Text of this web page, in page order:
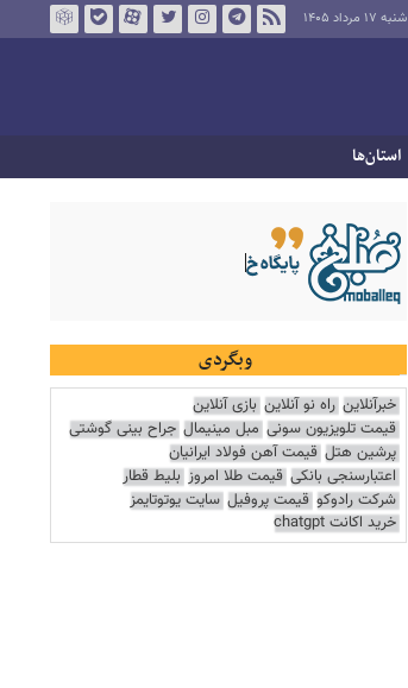
شنبه ۱۷ مرداد ۱۴۰۵
استان‌ها
وبگردی
خبرآنلاین راه نو آنلاین بازی آنلاین
قیمت تلویزیون سونی مبل مینیمال جراح بینی گوشتی
پرشین هتل قیمت آهن فولاد ایرانیان
اعتبارسنجی بانکی قیمت طلا امروز بلیط قطار
شرکت رادوکو قیمت پروفیل سایت یوتوتایمز
خرید اکانت chatgpt